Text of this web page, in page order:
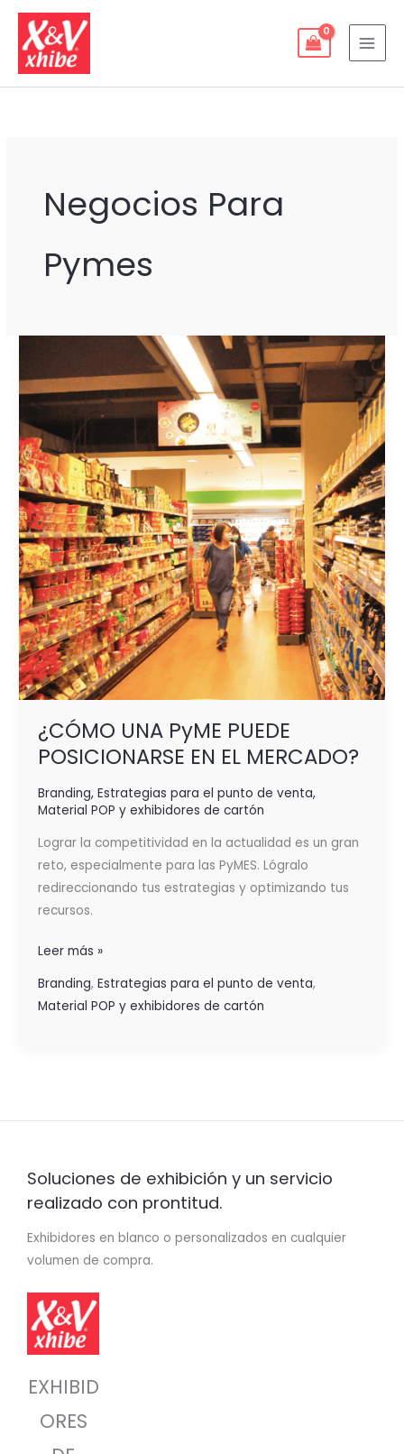
contenido
Negocios Para
Pymes
¿CÓMO UNA PyME PUEDE
POSICIONARSE EN EL MERCADO?
Branding, Estrategias para el punto de venta,
Material POP y exhibidores de cartón
Lograr la competitividad en la actualidad es un gran
reto, especialmente para las PyMES. Lógralo
redireccionando tus estrategias y optimizando tus
recursos.
PyME
POSICIONARSE
EN
EL MERCADO?
Leer más »
Branding, Estrategias para el punto de venta,
Material POP y exhibidores de cartón
Soluciones de exhibición y un servicio
realizado con prontitud.
Exhibidores en blanco o personalizados en cualquier
volumen de compra.
EXHIBID
ORES